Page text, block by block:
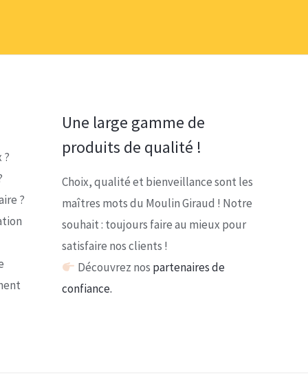
?
?
Une large gamme de
produits de qualité !
Choix, qualité et bienveillance sont les
maîtres mots du Moulin Giraud ! Notre
souhait : toujours faire au mieux pour
satisfaire nos clients !
Découvrez nos partenaires de
confiance.